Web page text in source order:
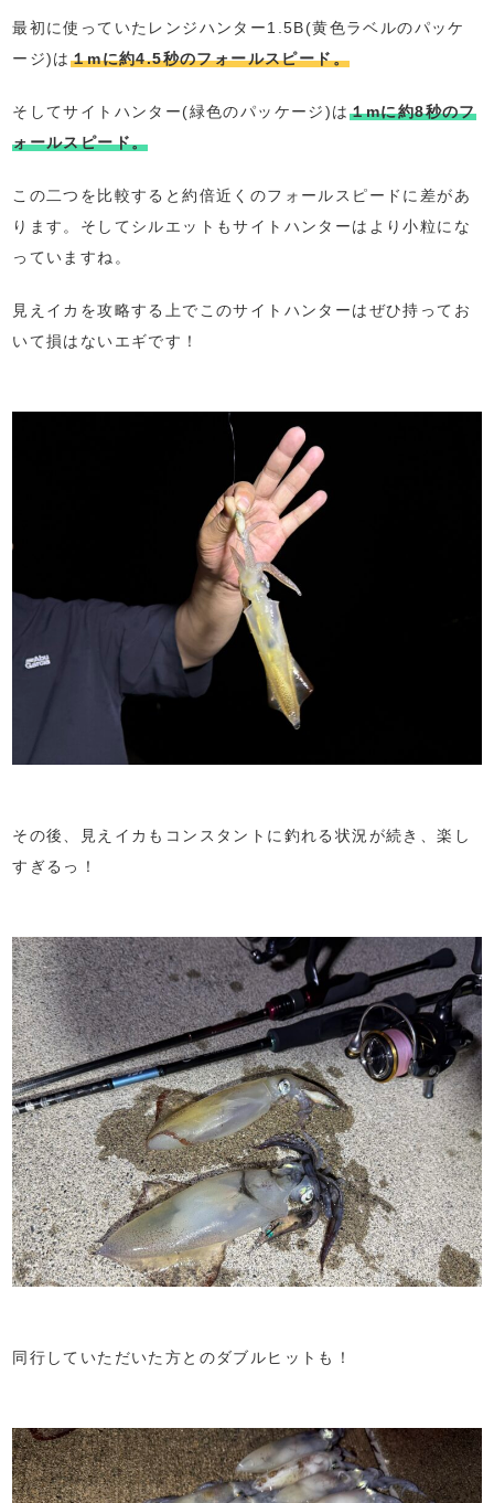
最初に使っていたレンジハンター1.5B(黄色ラベルのパッケ
ージ)は１mに約4.5秒のフォールスピード。
そしてサイトハンター(緑色のパッケージ)は１mに約8秒のフ
ォールスピード。
この二つを比較すると約倍近くのフォールスピードに差があ
ります。そしてシルエットもサイトハンターはより小粒にな
っていますね。
見えイカを攻略する上でこのサイトハンターはぜひ持ってお
いて損はないエギです！
その後、見えイカもコンスタントに釣れる状況が続き、楽し
すぎるっ！
同行していただいた方とのダブルヒットも！